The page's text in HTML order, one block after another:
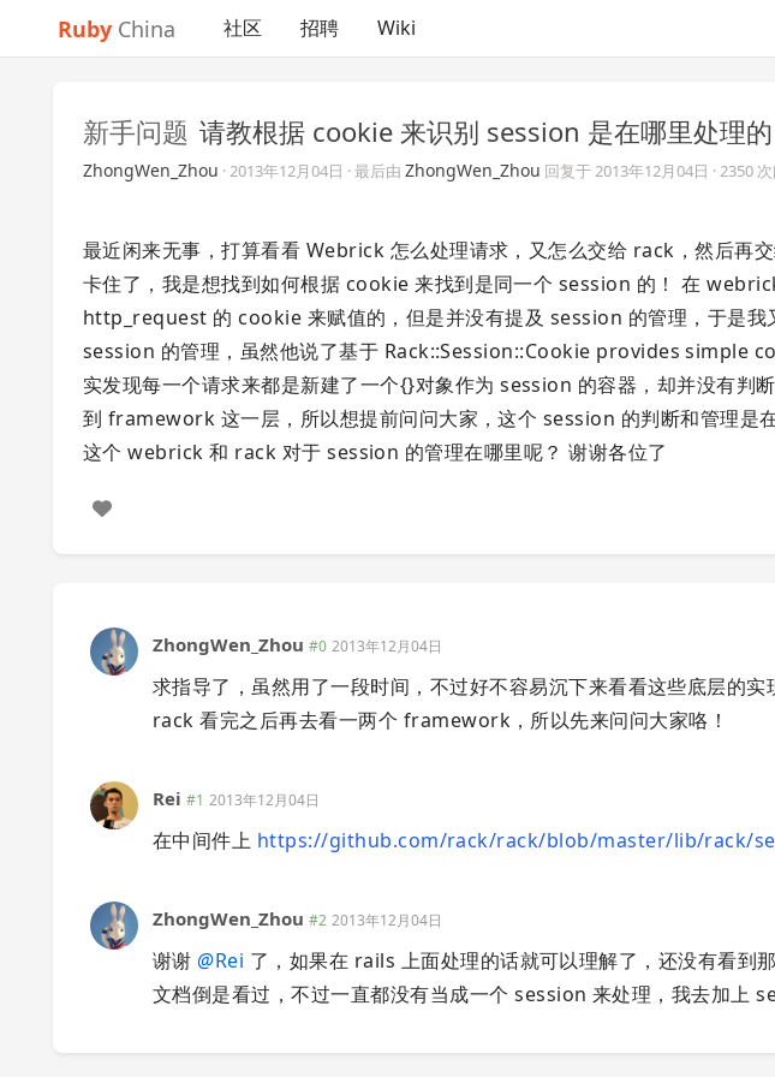
Ruby China 社区 招聘 Wiki
新手问题 请教根据 cookie 来识别 session 是在哪里处理的
ZhongWen_Zhou ·2013年12月04日 · 最后由 ZhongWen_Zhou 回复于2013年12月04日 · 2350
最近闲来无事，打算看看 Webrick 怎么处理请求，又怎么交给 rack，然后
卡住了，我是想找到如何根据 cookie 来找到是同一个 session 的！ 在
http_request 的 cookie 来赋值的，但是并没有提及 session 的管理，于是
session 的管理，虽然他说了基于 Rack::Session::Cookie provides simple
实发现每一个请求来都是新建了一个{}对象作为 session 的容器，却并没有判
到 framework 这一层，所以想提前问问大家，这个 session 的判断和管理是
这个 webrick 和 rack 对于 session 的管理在哪里呢？ 谢谢各位了
ZhongWen_Zhou #0 2013年12月04日
求指导了，虽然用了一段时间，不过好不容易沉下来看看这些底层的
rack 看完之后再去看一两个 framework，所以先来问问大家咯！
Rei #1 2013年12月04日
在中间件上 https://github.com/rack/rack/blob/master/lib/rack/
ZhongWen_Zhou #2 2013年12月04日
谢谢@Rei 了，如果在 rails 上面处理的话就可以理解了，还没有看到
文档倒是看过，不过一直都没有当成一个 session 来处理，我去加上